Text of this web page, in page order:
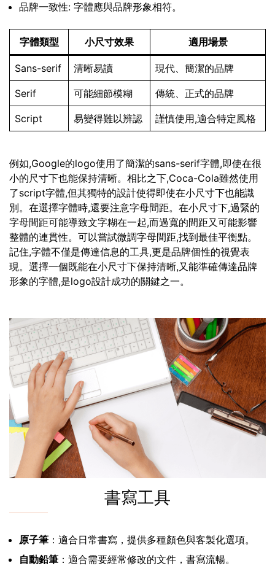
品牌一致性: 字體應與品牌形象相符。
字體類型 小尺寸效果 適用場景
Sans-serif 清晰易讀 現代、簡潔的品牌
Serif 可能細節模糊 傳統、正式的品牌
Script 易變得難以辨認 謹慎使用,適合特定風格
例如,Google的logo使用了簡潔的sans-serif字體,即使在很
小的尺寸下也能保持清晰。相比之下,Coca-Cola雖然使用
了script字體,但其獨特的設計使得即使在小尺寸下也能識
別。在選擇字體時,還要注意字母間距。在小尺寸下,過緊的
字母間距可能導致文字糊在一起,而過寬的間距又可能影響
整體的連貫性。可以嘗試微調字母間距,找到最佳平衡點。
記住,字體不僅是傳達信息的工具,更是品牌個性的視覺表
現。選擇一個既能在小尺寸下保持清晰,又能準確傳達品牌
形象的字體,是logo設計成功的關鍵之一。
書寫工具
原子筆 ：適合日常書寫，提供多種顏色與客製化選項。
自動鉛筆 ：適合需要經常修改的文件，書寫流暢。